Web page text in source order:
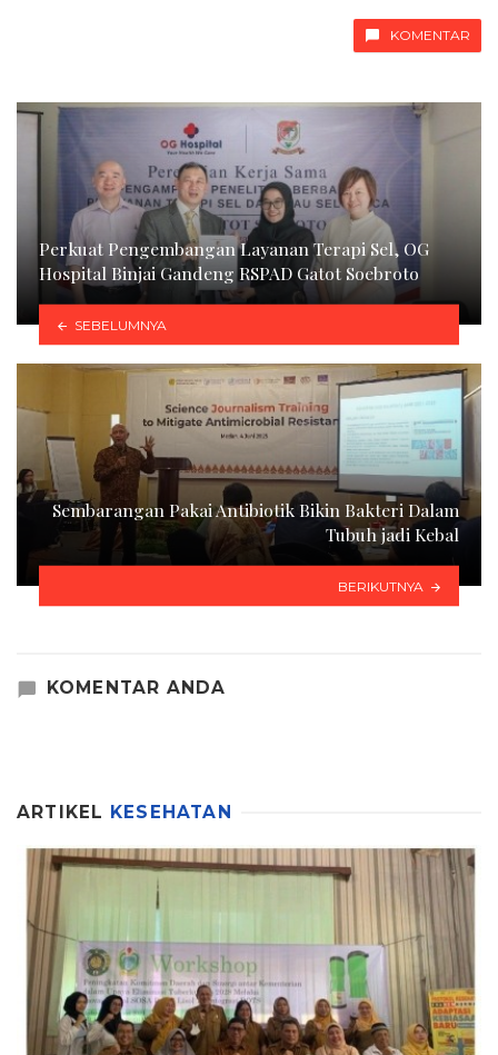
KOMENTAR
Perkuat Pengembangan Layanan Terapi Sel, OG
Hospital Binjai Gandeng RSPAD Gatot Soebroto
SEBELUMNYA
Sembarangan Pakai Antibiotik Bikin Bakteri Dalam
Tubuh jadi Kebal
BERIKUTNYA
KOMENTAR ANDA
ARTIKEL KESEHATAN